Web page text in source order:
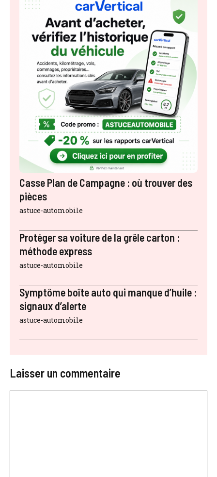
Casse Plan de Campagne : où trouver des
pièces
astuce-automobile
Protéger sa voiture de la grêle carton :
méthode express
astuce-automobile
Symptôme boîte auto qui manque d’huile :
signaux d’alerte
astuce-automobile
Laisser un commentaire